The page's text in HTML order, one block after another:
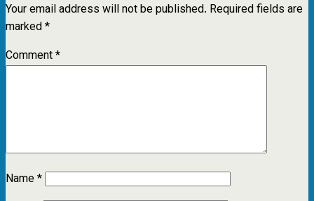
Your email address will not be published. Required fields are
marked*
Comment*
Name*